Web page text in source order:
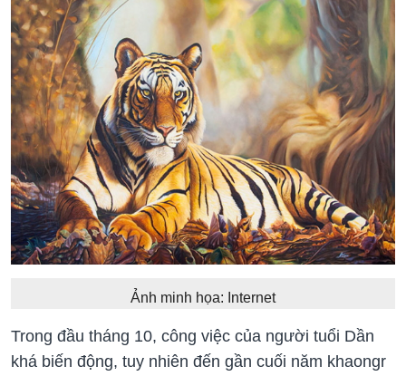
Ảnh minh họa: Internet
Trong đầu tháng 10, công việc của người tuổi Dần
khá biến động, tuy nhiên đến gần cuối năm khaongr